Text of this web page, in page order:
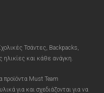
Τσάντες, Backpacks,
ηλικίες και κάθε ανάγκη.
Must Team
για και σχεδιάζονται για να